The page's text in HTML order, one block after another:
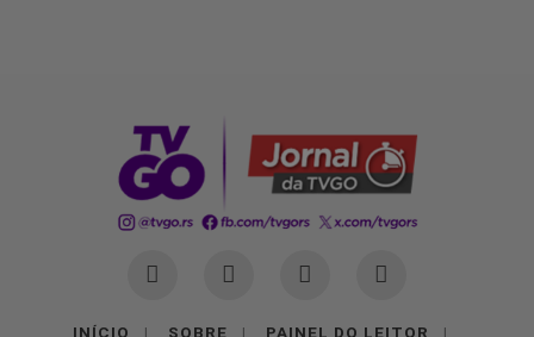
INÍCIO | SOBRE | PAINEL DO LEITOR |